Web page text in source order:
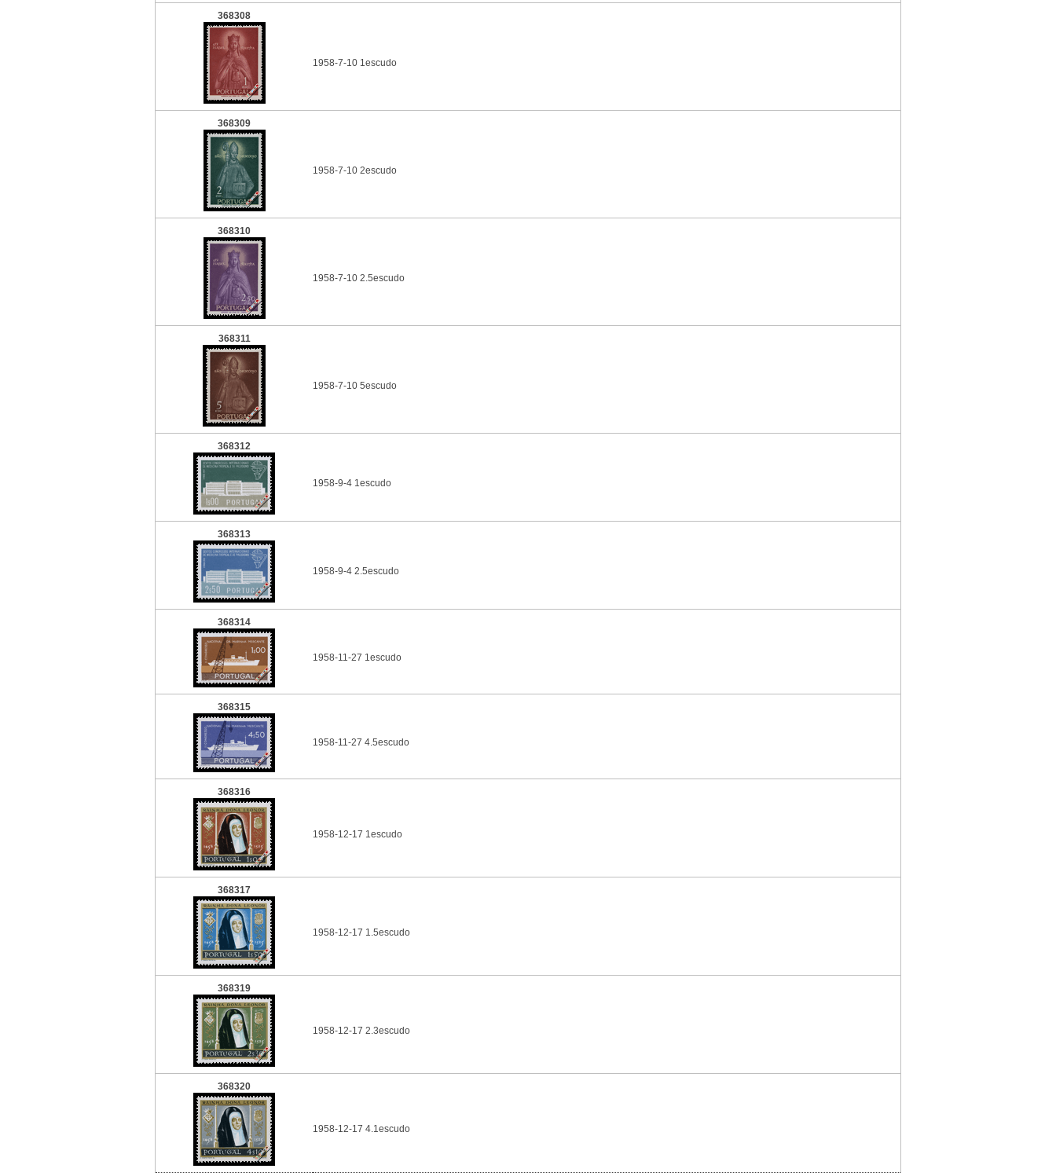
368308
1958-7-10 1escudo
368309
1958-7-10 2escudo
368310
1958-7-10 2.5escudo
368311
1958-7-10 5escudo
368312
1958-9-4 1escudo
368313
1958-9-4 2.5escudo
368314
1958-11-27 1escudo
368315
1958-11-27 4.5escudo
368316
1958-12-17 1escudo
368317
1958-12-17 1.5escudo
368319
1958-12-17 2.3escudo
368320
1958-12-17 4.1escudo